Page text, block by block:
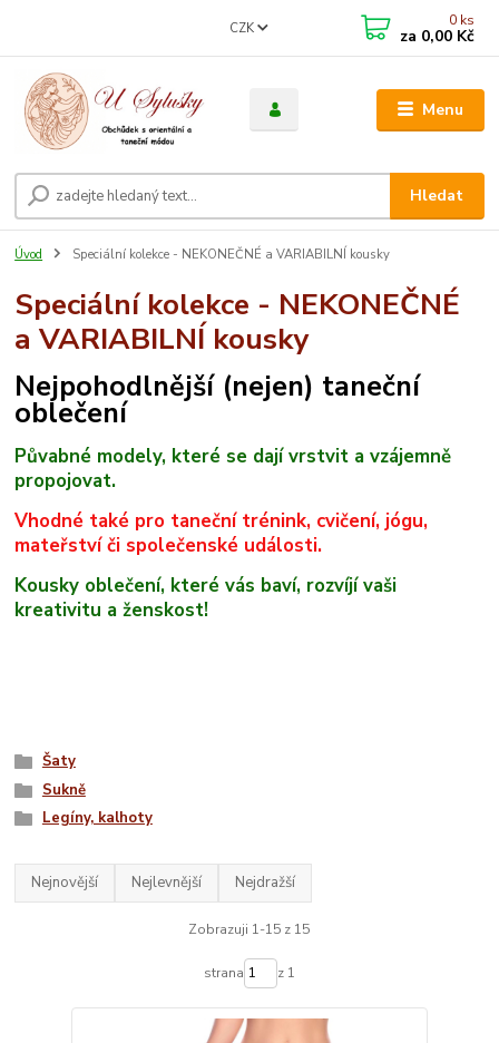
Menu
CZK
Hledat
0 ks
za 0,00 Kč
Úvod Speciální kolekce - NEKONEČNÉ a VARIABILNÍ kousky
Speciální kolekce - NEKONEČNÉ
a VARIABILNÍ kousky
Nejpohodlnější (nejen) taneční
oblečení
Půvabné modely, které se dají vrstvit a vzájemně
propojovat.
Vhodné také pro taneční trénink, cvičení, jógu,
mateřství či společenské události.
Kousky oblečení, které vás baví, rozvíjí vaši
kreativitu a ženskost!
Šaty
Sukně
Legíny, kalhoty
Nejnovější Nejlevnější Nejdražší
Zobrazuji 1-15 z 15
strana z 1